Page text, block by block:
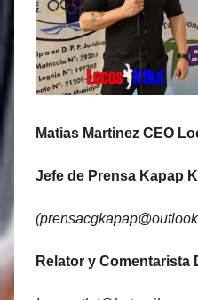
Matias Martinez CEO
Jefe de Prensa Kapap
Relator y Comentarista